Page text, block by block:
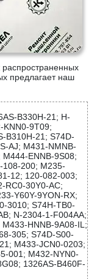
предлагает наш
B330H-21; H-
KNN0-9T09;
B310H-21; S74D-
AJ; M431-NMNB-
ENNB-9S08;
108-200; M235-
12; 120-082-003;
RC0-30Y0-AC;
Y60Y-9YON-RX;
3010; S74H-TB0-
N-2304-1-F004AA;
HNNB-9A08-IL;
305; S74D-S00-
M433-JCN0-0203;
001; M432-NYN0-
1326AS-B460F-